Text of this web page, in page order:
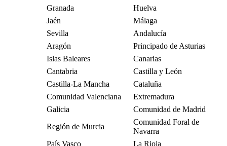
Granada
Huelva
Jaén
Málaga
Sevilla
Andalucía
Aragón
Principado de Asturias
Islas Baleares
Canarias
Cantabria
Castilla y León
Castilla-La Mancha
Cataluña
Comunidad Valenciana
Extremadura
Galicia
Comunidad de Madrid
Región de Murcia
Comunidad Foral de
Navarra
País Vasco
La Rioja